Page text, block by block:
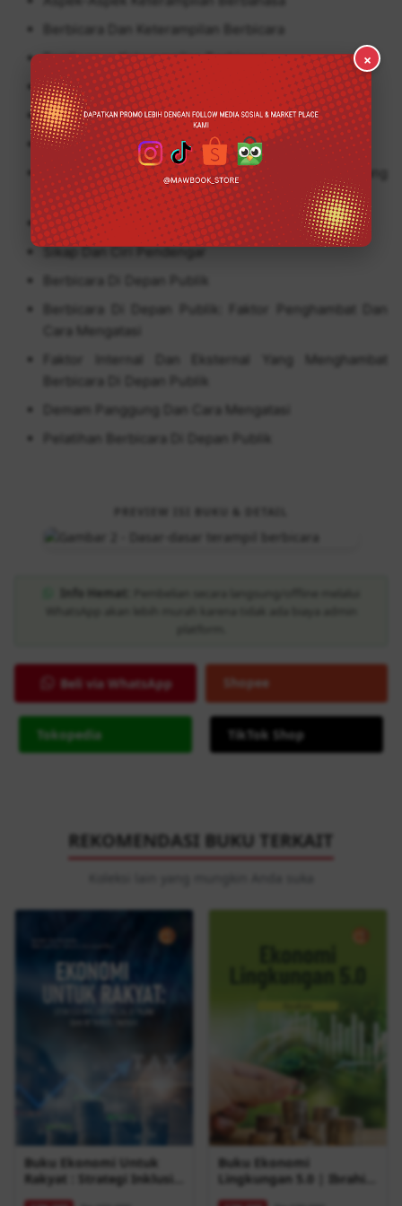
Berbicara Dan Keterampilan Berbicara
Pentingnya Keterampilan Berbicara
Maksud, Tujuan, Dan Fungsi Berbicara
Prinsip Wajib Dan Prinsip Umum Berbicara
Keterampilan Berbicara Di Depan Publik
Berbicara Efektif Dan Faktor-Faktor Yang
Mempengaruhi
Sikap Dan Ciri Pembicara
Sikap Dan Ciri Pendengar
Berbicara Di Depan Publik
Berbicara Di Depan Publik: Faktor Penghambat Dan
Cara Mengatasi
Faktor Internal Dan Eksternal Yang Menghambat
Berbicara Di Depan Publik
Demam Panggung Dan Cara Mengatasi
Pelatihan Berbicara Di Depan Publik
Info Hemat:
Beli via WhatsApp Shopee
Tokopedia TikTok Shop
REKOMENDASI BUKU TERKAIT
Buku Ekonomi Untuk
Rakyat : Strategi Inklusif
Melalui Pajak Dan
Buku Ekonomi
Lingkungan 5.0 | Ibrahim
| Buku Ekonomi
×